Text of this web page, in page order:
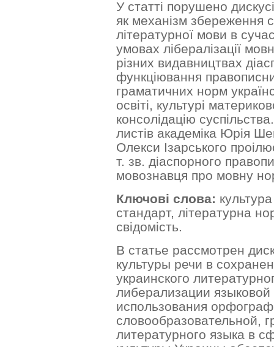
У статті порушено
як механізм збереження
літературної мови в
умовах лібералізації
різних видавництвах
функціювання
граматичних норм
освіті, культурі
консолідацію
листів академіка Юрія
Олекси Ізарського
т. зв. діаспорного
мовознавця про мовну
Ключові слова:
стандарт, літературна
свідомість.
В статье рассмотрен
культуры речи в
украинского
либерализации
использования
словообразовательной,
литературного языка в